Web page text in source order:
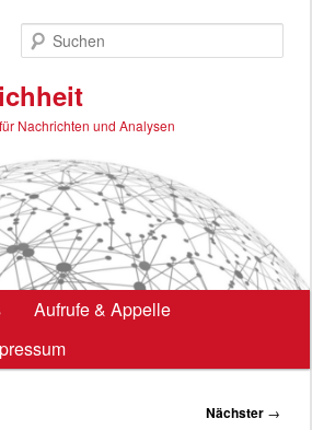
Nachrichten und Analysen
Aufrufe & Appelle
Nächster →